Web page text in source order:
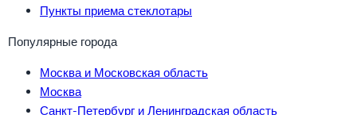
Пункты приема стеклотары
Популярные города
Москва и Московская область
Москва
Санкт-Петербург и Ленинградская область